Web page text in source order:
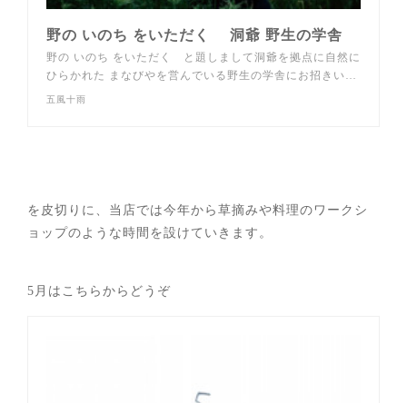
野の いのち をいただく 洞爺 野生の学舎
野の いのち をいただく と題しまして洞爺を拠点に自然に
ひらかれた まなびやを営んでいる野生の学舎にお招きい…
五風十雨
を皮切りに、当店では今年から草摘みや料理のワークシ
ョップのような時間を設けていきます。
5月はこちらからどうぞ